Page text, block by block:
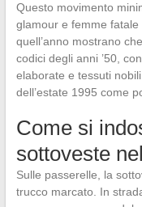
Questo movimento
glamour e femme
quell’anno mostrano
codici degli anni ’50,
elaborate e tessuti
dell’estate 1995 come
Come si
sottoveste
Sulle passerelle, la
trucco marcato. In